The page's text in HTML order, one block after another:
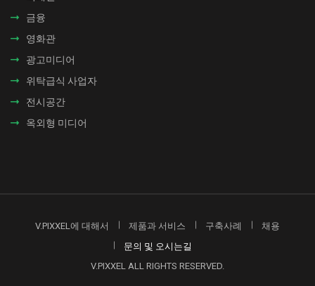
금융
영화관
광고미디어
위탁급식 사업자
전시공간
옥외형 미디어
V.PIXXEL에 대해서 제품과 서비스 구축사례
채용
문의 및 오시는길
V.PIXXEL ALL RIGHTS RESERVED.